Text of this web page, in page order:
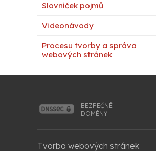
Slovníček pojmů
Videonávody
Procesu tvorby a správa
webových stránek
BEZPEČNÉ
DOMÉNY
Tvorba webových stránek